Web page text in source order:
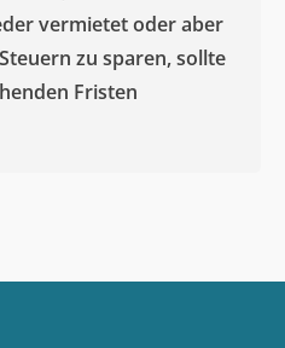
vermietet oder aber
zu sparen, sollte
Fristen